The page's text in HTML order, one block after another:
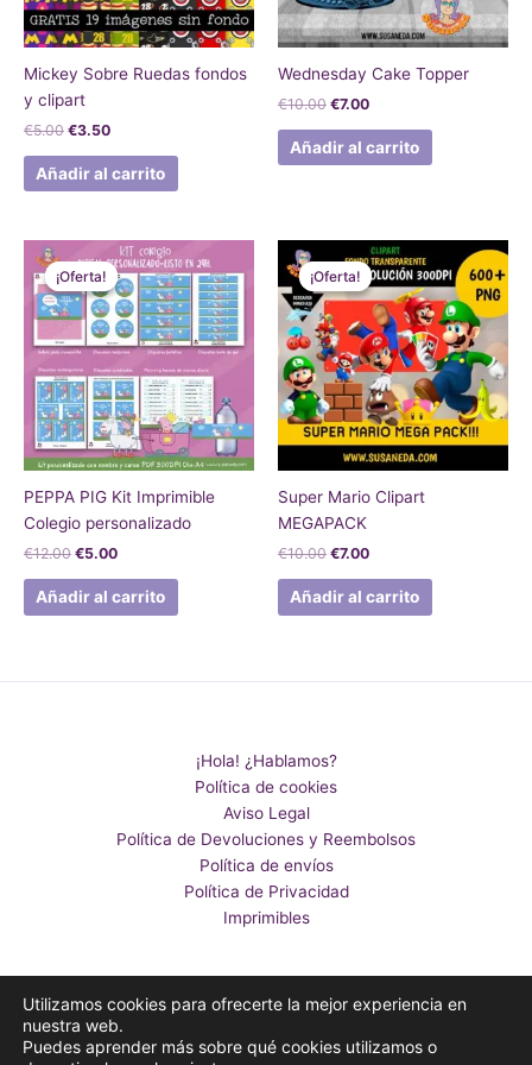
Mickey Sobre Ruedas fondos
y clipart
€5.00 €3.50
Añadir al carrito
Wednesday Cake Topper
€10.00 €7.00
Añadir al carrito
¡Oferta!
¡Oferta!
PEPPA PIG Kit Imprimible
Colegio personalizado
€12.00
precio
original
era:
€12.00.
€5.00
El
precio
actual
es:
€5.00.
Añadir al carrito
¡Oferta!
¡Oferta!
Super Mario Clipart
MEGAPACK
€10.00
precio
original
era:
€10.00.
€7.00
El
precio
actual
es:
€7.00.
Añadir al carrito
¡Hola! ¿Hablamos?
Política de cookies
Aviso Legal
Política de Devoluciones y Reembolsos
Política de envíos
Política de Privacidad
Imprimibles
Copyright Susaneda@2024
Utilizamos cookies para ofrecerte la mejor experiencia en
nuestra web.
Puedes aprender más sobre qué cookies utilizamos o